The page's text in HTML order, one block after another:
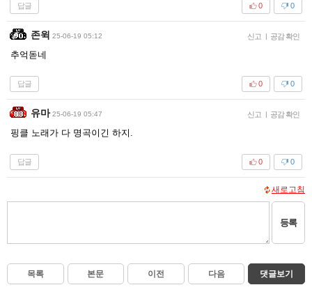
답글 0
0
존윅 25-06-19 05:12 신고 | 공감 확인
추억돋네
답글 0
0
유마 25-06-19 05:47 신고 | 공감 확인
핑클 노래가 다 명곡이긴 하지.
답글 0
0
새로고침
등록
목록 본문 이전 다음 댓글보기